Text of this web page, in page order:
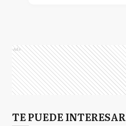
Ads
TE PUEDE INTERESAR